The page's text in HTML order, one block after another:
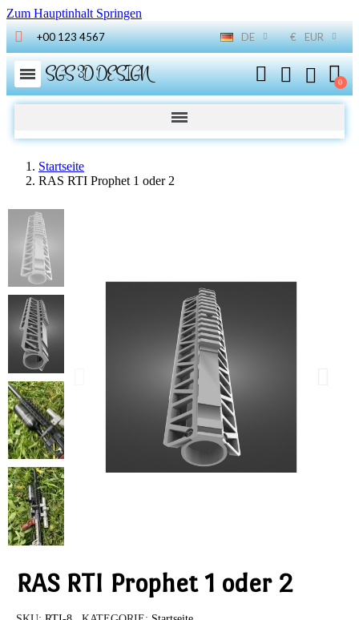
Zum Hauptinhalt Springen
+00 123 4567 DE € EUR
SGS 3D DESIGN
Startseite
RAS RTI Prophet 1 oder 2
RAS RTI Prophet 1 oder 2